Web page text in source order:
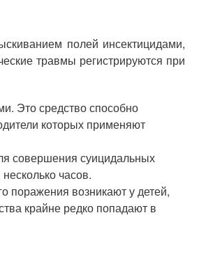
полей инсектицидами,
травмы регистрируются при
Это средство способно
которых применяют
совершения суицидальных
часов.
поражения возникают у детей,
крайне редко попадают в